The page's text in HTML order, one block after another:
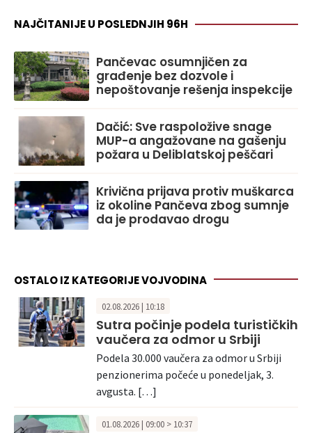
NAJČITANIJE U POSLEDNJIH 96H
Pančevac osumnjičen za
građenje bez dozvole i
nepoštovanje rešenja inspekcije
Dačić: Sve raspoložive snage
MUP-a angažovane na gašenju
požara u Deliblatskoj peščari
Krivična prijava protiv muškarca
iz okoline Pančeva zbog sumnje
da je prodavao drogu
OSTALO IZ KATEGORIJE VOJVODINA
02.08.2026 | 10:18
Sutra počinje podela turističkih
vaučera za odmor u Srbiji
Podela 30.000 vaučera za odmor u Srbiji
penzionerima počeće u ponedeljak, 3.
avgusta. […]
01.08.2026 | 09:00 > 10:37